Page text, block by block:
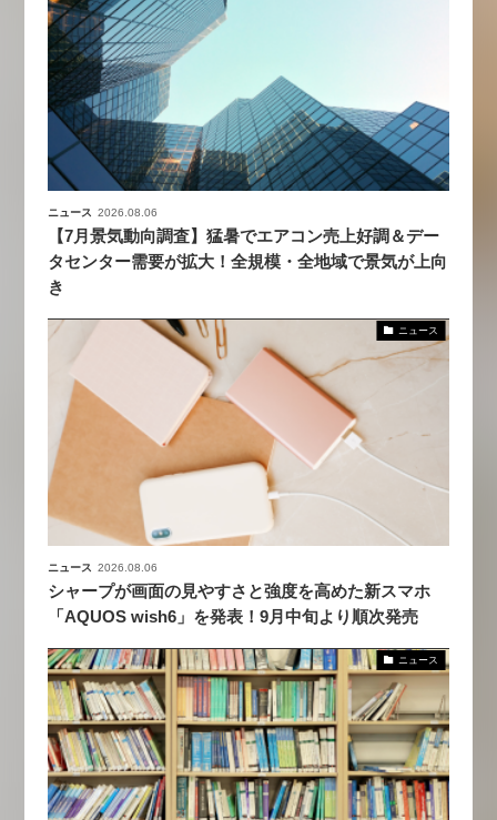
ニュース 2026.08.06
【7月景気動向調査】猛暑でエアコン売上好調＆デー
タセンター需要が拡大！全規模・全地域で景気が上向
き
ニュース
ニュース 2026.08.06
シャープが画面の見やすさと強度を高めた新スマホ
「AQUOS wish6」を発表！9月中旬より順次発売
ニュース